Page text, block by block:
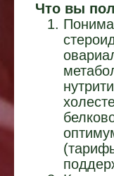
Что вы
(